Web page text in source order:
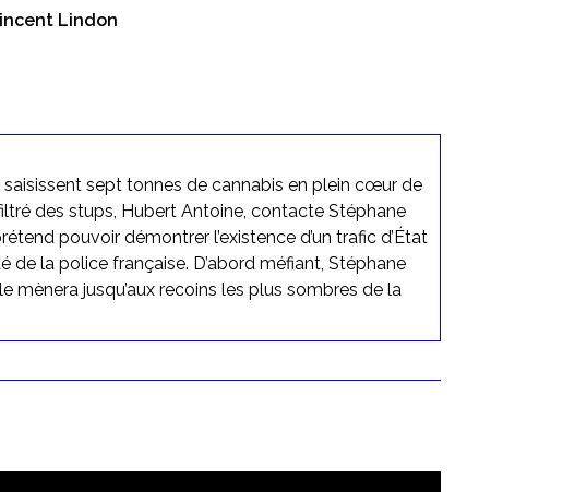
Lindon
sept tonnes de cannabis en plein cœur de
des stups, Hubert Antoine, contacte Stéphane
pouvoir démontrer l’existence d’un trafic d’État
de la police française. D’abord méfiant, Stéphane
mènera jusqu’aux recoins les plus sombres de la